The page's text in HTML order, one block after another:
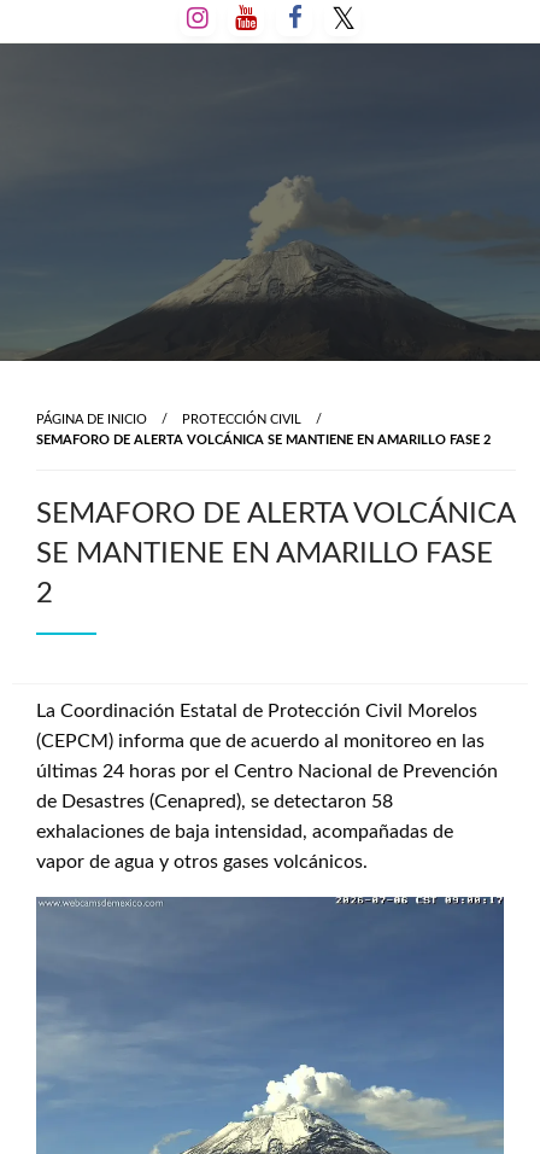
al
PÁGINA DE INICIO
PROTECCIÓN CIVIL
SEMAFORO DE ALERTA VOLCÁNICA SE MANTIENE EN AMARILLO FASE 2
SEMAFORO DE ALERTA VOLCÁNICA
SE MANTIENE EN AMARILLO FASE
2
La Coordinación Estatal de Protección Civil Morelos
(CEPCM) informa que de acuerdo al monitoreo en las
últimas 24 horas por el Centro Nacional de Prevención
de Desastres (Cenapred), se detectaron 58
exhalaciones de baja intensidad, acompañadas de
vapor de agua y otros gases volcánicos.